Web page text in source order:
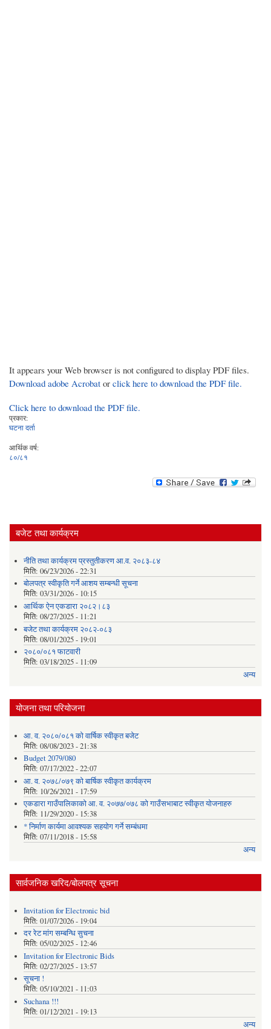
It appears your Web browser is not configured to display PDF files.
Download adobe Acrobat or click here to download the PDF file.
Click here to download the PDF file.
प्रकार:
घटना दर्ता
आर्थिक वर्ष:
८०/८१
बजेट तथा कार्यक्रम
नीति तथा कार्यक्रम प्रस्तुतीकरण आ.व. २०८३-८४
मिति: 06/23/2026 - 22:31
बोलपत्र स्वीकृति गर्ने आशय सम्बन्धी सूचना
मिति: 03/31/2026 - 10:15
आर्थिक ऐन एकडारा २०८२।८३
मिति: 08/27/2025 - 11:21
बजेट तथा कार्यक्रम २०८२-०८३
मिति: 08/01/2025 - 19:01
२०८०/०८१ फाटवारी
मिति: 03/18/2025 - 11:09
अन्य
योजना तथा परियोजना
आ. व. २०८०/०८१ को वार्षिक स्वीकृत बजेट
मिति: 08/08/2023 - 21:38
Budget 2079/080
मिति: 07/17/2022 - 22:07
आ. व. २०७८/०७९ को बार्षिक स्वीकृत कार्यक्रम
मिति: 10/26/2021 - 17:59
एकडारा गाउँपालिकाको आ. व. २०७७/०७८ को गाउँसभाबाट स्वीकृत योजनाहरु
मिति: 11/29/2020 - 15:38
* निर्माण कार्यमा आवश्यक सहयोग गर्ने सम्बंधमा
मिति: 07/11/2018 - 15:58
अन्य
सार्वजनिक खरिद/बोलपत्र सूचना
Invitation for Electronic bid
मिति: 01/07/2026 - 19:04
दर रेट मांग सम्बन्धि सुचना
मिति: 05/02/2025 - 12:46
Invitation for Electronic Bids
मिति: 02/27/2025 - 13:57
सूचना !
मिति: 05/10/2021 - 11:03
Suchana !!!
मिति: 01/12/2021 - 19:13
अन्य